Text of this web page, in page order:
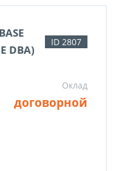
DBA)
ID 2807
Оклад
договорной